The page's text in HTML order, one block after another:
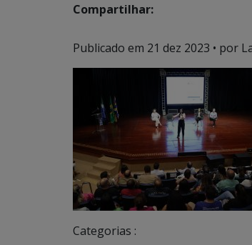
Compartilhar:
Publicado em 21 dez 2023 • por
Categorias :